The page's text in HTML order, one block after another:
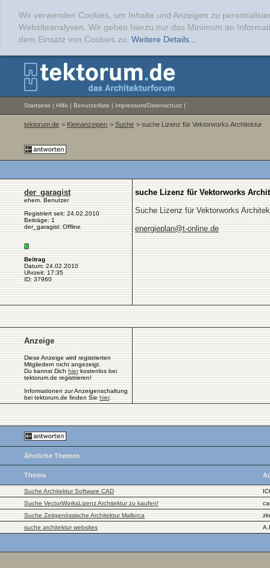
Wir verwenden Cookies, um Inhalte und Anzeigen zu
Websiteanalysen. Wir geben hierzu nur das Minimum an
dem Einsatz von Cookies zu. Weitere Details...
Startseite | Hilfe | Benutzerliste | Impressum/Datenschutz |
tektorum.de > Kleinanzeigen > Suche > suche Lizenz für Vektorworks Architektur
der_garagist
ehem. Benutzer
Registriert seit: 24.02.2010
Beiträge: 1
der_garagist: Offline
Beitrag
Datum: 24.02.2010
Uhrzeit: 17:35
ID: 37960
suche Lizenz für Vektorworks
Suche Lizenz für Vektorworks
energieplan@t-online.de
Anzeige
Diese Anzeige wird registrierten
Mitgliedern nicht angezeigt.
Du kannst Dich hierkostenlos bei
tektorum.de registrieren!
Informationen zur Anzeigenschaltung
bei tektorum.de finden Sie hier.
Ähnliche Themen
Thema
Suche Architektur Software CAD
Suche VectorWorksLizenz Architektur zu kaufen!
Suche Zeitgenössische Architektur Mallorca
suche architektur websites